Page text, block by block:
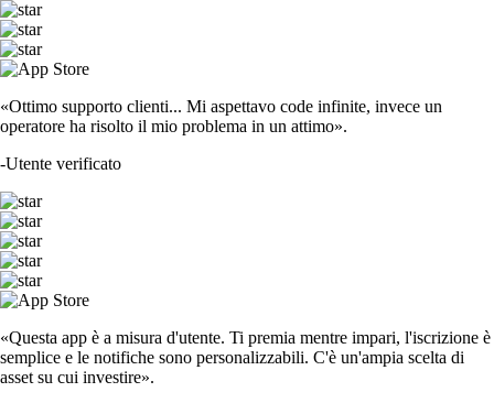
«Ottimo supporto clienti... Mi aspettavo code infinite, invece un
operatore ha risolto il mio problema in un attimo».
-Utente verificato
«Questa app è a misura d'utente. Ti premia mentre impari, l'iscrizione è
semplice e le notifiche sono personalizzabili. C'è un'ampia scelta di
asset su cui investire».